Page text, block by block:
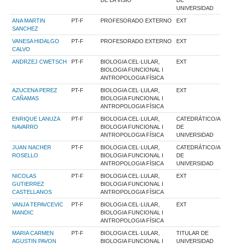
UNIVERSIDAD
ANA MARTIN
SANCHEZ
PT-F PROFESORADO EXTERNO EXT
VANESA HIDALGO
CALVO
PT-F PROFESORADO EXTERNO EXT
ANDRZEJ CWETSCH PT-F
BIOLOGIA CEL·LULAR,
BIOLOGIA FUNCIONAL I
ANTROPOLOGIA FÍSICA
EXT
AZUCENA PEREZ
CAÑAMAS
PT-F
BIOLOGIA CEL·LULAR,
BIOLOGIA FUNCIONAL I
ANTROPOLOGIA FÍSICA
EXT
ENRIQUE LANUZA
NAVARRO
PT-F
BIOLOGIA CEL·LULAR,
BIOLOGIA FUNCIONAL I
ANTROPOLOGIA FÍSICA
CATEDRÁTICO/A
DE
UNIVERSIDAD
JUAN NACHER
ROSELLO
PT-F
BIOLOGIA CEL·LULAR,
BIOLOGIA FUNCIONAL I
ANTROPOLOGIA FÍSICA
CATEDRÁTICO/A
DE
UNIVERSIDAD
NICOLAS
GUTIERREZ
CASTELLANOS
PT-F
BIOLOGIA CEL·LULAR,
BIOLOGIA FUNCIONAL I
ANTROPOLOGIA FÍSICA
EXT
VANJA TEPAVCEVIC
MANDIC
PT-F
BIOLOGIA CEL·LULAR,
BIOLOGIA FUNCIONAL I
ANTROPOLOGIA FÍSICA
EXT
MARIA CARMEN
AGUSTIN PAVON
PT-F
BIOLOGIA CEL·LULAR,
BIOLOGIA FUNCIONAL I
TITULAR DE
UNIVERSIDAD